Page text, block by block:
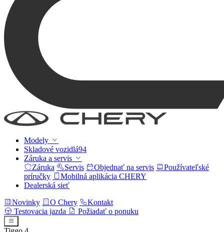
Modely
Skladové vozidlá94
Záruka a servis
Záruka
Servis Objednať na servis
Používateľské
príručky
Mobilná aplikácia CHERY
Dealerská sieť
Novinky
O Chery
Kontakt
Testovacia jazda
Požiadať o ponuku